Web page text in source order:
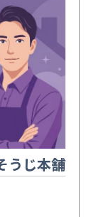
うじ本舗